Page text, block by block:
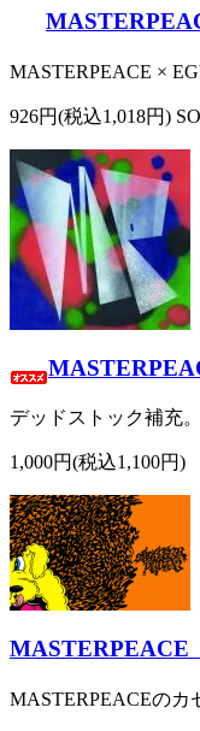
MASTERPEACE ×
926円(税込1,018円)
デッドストック補充
1,000円(税込1,100円)
MASTERPEACE
MASTERPEACEのカ